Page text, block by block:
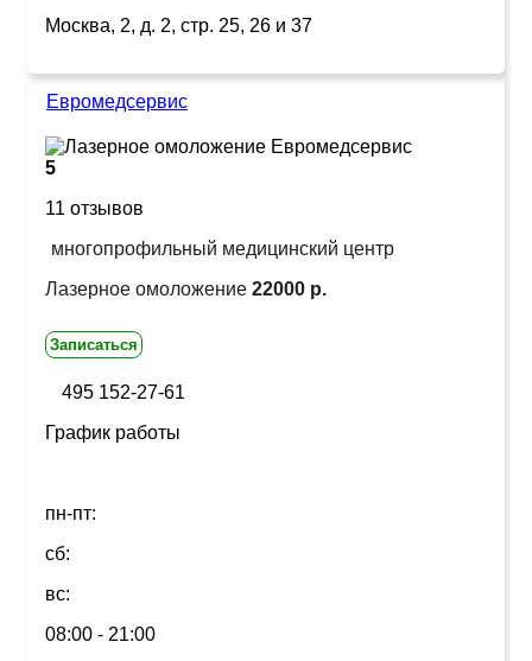
Москва, 2, д. 2, стр. 25, 26 и 37
Евромедсервис
5
11 отзывов
многопрофильный медицинский центр
Лазерное омоложение 22000 р.
Записаться
495 152-27-61
График работы
пн-пт:
сб:
вс:
08:00 - 21:00